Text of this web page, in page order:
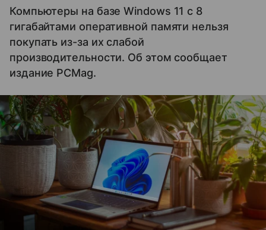
Компьютеры на базе Windows 11 c 8
гигабайтами оперативной памяти нельзя
покупать из-за их слабой
производительности. Об этом сообщает
издание PCMag.